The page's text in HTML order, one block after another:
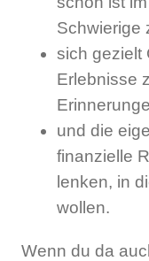
Schwierige
sich gezielt
Erlebnisse
und die
finanzielle
lenken, in
wollen.
Wenn du da